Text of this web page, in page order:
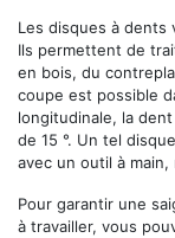
Les disques à dents
Ils permettent de
en bois, du
coupe est possible
longitudinale, la
de 15 °. Un tel
avec un outil à
Pour garantir une
à travailler, vous